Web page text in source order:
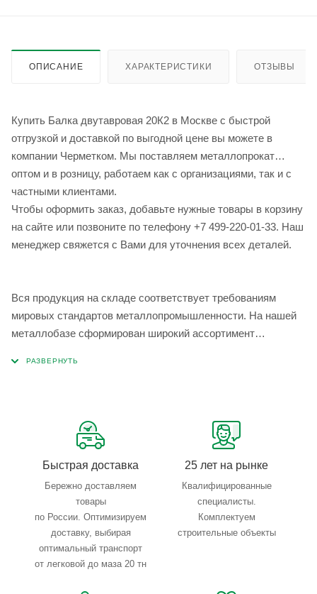
ОПИСАНИЕ ХАРАКТЕРИСТИКИ ОТЗЫВЫ
Купить Балка двутавровая 20К2 в Москве с быстрой
отгрузкой и доставкой по выгодной цене вы можете в
компании Черметком. Мы поставляем металлопрокат
оптом и в розницу, работаем как с организациями, так и с
частными клиентами.
Чтобы оформить заказ, добавьте нужные товары в корзину
на сайте или позвоните по телефону +7 499-220-01-33. Наш
менеджер свяжется с Вами для уточнения всех деталей.
Вся продукция на складе соответствует требованиям
мировых стандартов металлопромышленности. На нашей
металлобазе сформирован широкий ассортимент
Быстрая доставка
Бережно доставляем
товары
по России. Оптимизируем
доставку, выбирая
оптимальный транспорт
от легковой до маза 20 тн
25 лет на рынке
Квалифицированные
специалисты.
Комплектуем
строительные объекты